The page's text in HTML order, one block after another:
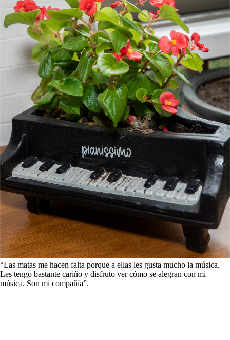
“Las matas me hacen falta porque a ellas les gusta mucho la música.
Les tengo bastante cariño y disfruto ver cómo se alegran con mi
música. Son mi compañía”.